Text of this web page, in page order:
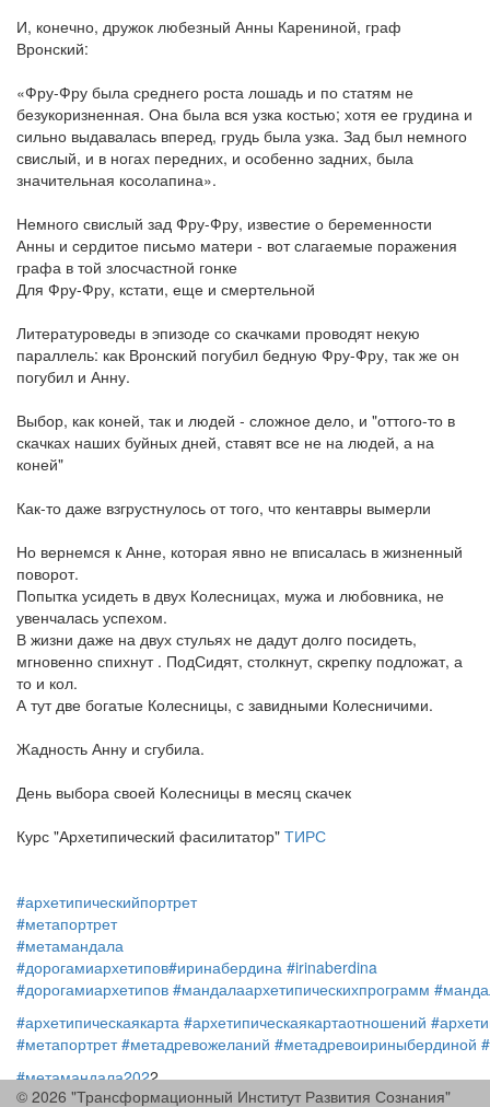
И, конечно, дружок любезный Анны Карениной, граф
Вронский:
«Фру-Фру была среднего роста лошадь и по статям не
безукоризненная. Она была вся узка костью; хотя ее грудина и
сильно выдавалась вперед, грудь была узка. Зад был немного
свислый, и в ногах передних, и особенно задних, была
значительная косолапина».
Немного свислый зад Фру-Фру, известие о беременности
Анны и сердитое письмо матери - вот слагаемые поражения
графа в той злосчастной гонке
Для Фру-Фру, кстати, еще и смертельной
Литературоведы в эпизоде со скачками проводят некую
параллель: как Вронский погубил бедную Фру-Фру, так же он
погубил и Анну.
Выбор, как коней, так и людей - сложное дело, и "оттого-то в
скачках наших буйных дней, ставят все не на людей, а на
коней"
Как-то даже взгрустнулось от того, что кентавры вымерли
Но вернемся к Анне, которая явно не вписалась в жизненный
поворот.
Попытка усидеть в двух Колесницах, мужа и любовника, не
увенчалась успехом.
В жизни даже на двух стульях не дадут долго посидеть,
мгновенно спихнут . ПодСидят, столкнут, скрепку подложат, а
то и кол.
А тут две богатые Колесницы, с завидными Колесничими.
Жадность Анну и сгубила.
День выбора своей Колесницы в месяц скачек
Курс "Архетипический фасилитатор" ТИРС
#архетипическийпортрет
#метапортрет
#метамандала
#дорогамиархетипов#иринабердина #irinaberdina
#дорогамиархетипов #мандалаархетипическихпрограмм
#архетипическаякарта #архетипическаякартаотношений
#метапортрет #метадревожеланий #метадревоириныбердиной
#метамандала2022
#ИринаБердина #тирс #метапортрет #IrinaBerdina #tirs
© 2026 "Трансформационный Институт Развития Сознания"